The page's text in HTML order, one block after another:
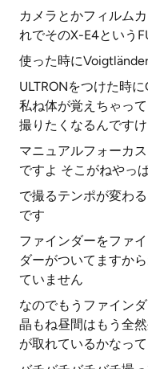
カメラとかフィルム
れでそのX-E4という
使った時に
ULTRONをつけた時
私ね体が覚えちゃっ
撮りたくなるんです
マニュアルフォーカ
ですよ そこがねやっ
で撮るテンポが変わ
です
ファインダーをファ
ダーがついてますか
ていません
なのでもうファイン
晶もね昼間はもう全
が取れているかなっ